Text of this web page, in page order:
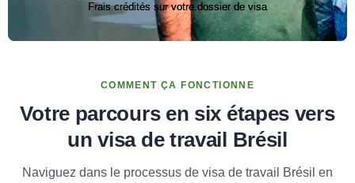
Frais crédités sur votre dossier de visa
COMMENT ÇA FONCTIONNE
Votre parcours en six étapes vers
un visa de travail Brésil
Naviguez dans le processus de visa de travail Brésil en